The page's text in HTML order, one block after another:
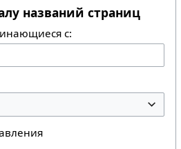
названий страниц
с: